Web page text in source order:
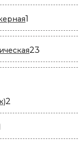
товара
1
товар
23
товара
2
товара
товар